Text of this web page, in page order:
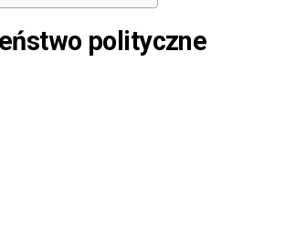
polityczne